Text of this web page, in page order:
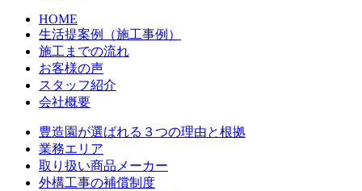
HOME
生活提案例（施工事例）
施工までの流れ
お客様の声
スタッフ紹介
会社概要
豊造園が選ばれる３つの理由と根拠
業務エリア
取り扱い商品メーカー
外構工事の補償制度